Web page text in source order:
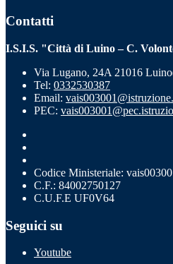
Contatti
I.S.I.S. "Città di Luino – C.
Via Lugano, 24A 21016
Tel: 0332530387
Email:
PEC:
Codice Ministeriale:
C.F.: 84002750127
C.U.F.E UF0V64
Seguici su
Youtube